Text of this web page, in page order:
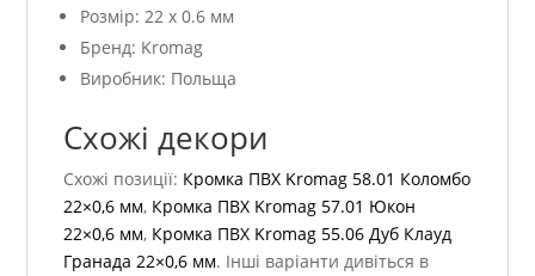
Розмір: 22 x 0.6 мм
Бренд: Kromag
Виробник: Польща
Схожі декори
Схожі позиції: Кромка ПВХ Kromag 58.01 Коломбо
22×0,6 мм, Кромка ПВХ Kromag 57.01 Юкон
22×0,6 мм, Кромка ПВХ Kromag 55.06 Дуб Клауд
Гранада 22×0,6 мм. Інші варіанти дивіться в